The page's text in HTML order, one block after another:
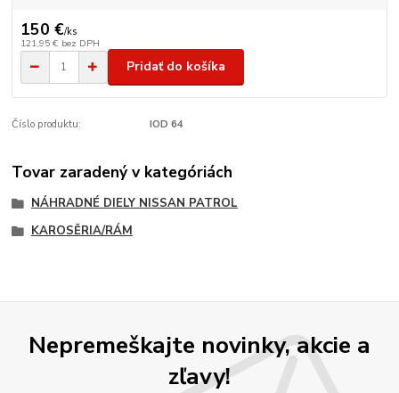
150 €/ks
121,95 € bez DPH
Pridať do košíka
Číslo produktu: IOD 64
Tovar zaradený v kategóriách
NÁHRADNÉ DIELY NISSAN PATROL
KAROSĚRIA/RÁM
Nepremeškajte novinky, akcie a
zľavy!